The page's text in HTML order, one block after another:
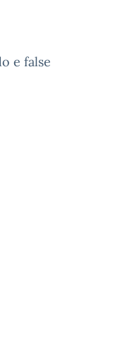
e false